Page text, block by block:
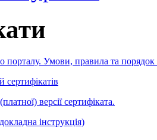
порталу. Умови, правила та порядок
сертифікатів
версії сертифіката.
інструкція)